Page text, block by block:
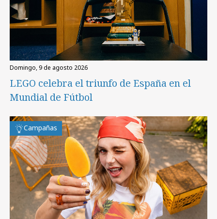
domingo, 9 de agosto 2026
LEGO celebra el triunfo de España en el
Mundial de Fútbol
Campañas